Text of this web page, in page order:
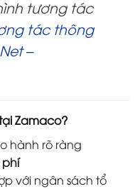
tương tác
tác thông
–
Zamaco?
hành rõ ràng
với ngân sách tổ